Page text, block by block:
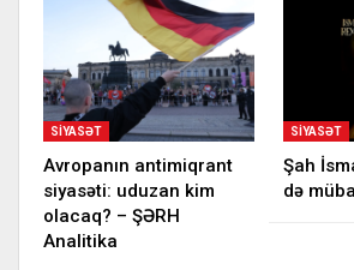
SIYASƏT
Avropanın antimiqrant
siyasəti: uduzan kim
olacaq? – ŞƏRH
Analitika
SIYASƏT
Şah
də